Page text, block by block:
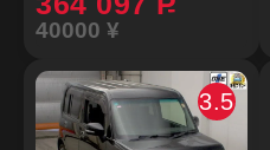
40000 ¥
3.5